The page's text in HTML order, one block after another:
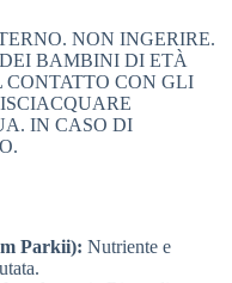
NON INGERIRE.
BAMBINI DI ETÀ
CON GLI
IN CASO DI
Parkii): Nutriente e